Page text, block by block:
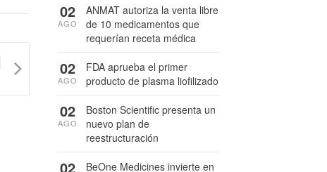
ANMAT autoriza la venta libre
de 10 medicamentos que
requerían receta médica
02
AGO
FDA aprueba el primer
producto de plasma liofilizado
02
AGO
Boston Scientific presenta un
nuevo plan de
reestructuración
02
AGO
BeOne Medicines invierte en
02